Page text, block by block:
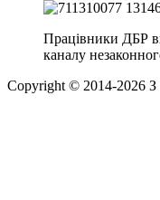
Працівники ДБР
каналу
Copyright © 2014-2026 З